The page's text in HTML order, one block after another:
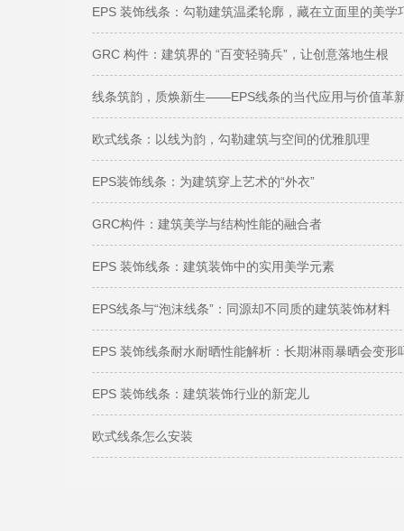
EPS 装饰线条：勾勒建筑温柔轮廓，藏在立面里的美学
GRC 构件：建筑界的 “百变轻骑兵”，让创意落地生根
线条筑韵，质焕新生——EPS线条的当代应用与价值革
欧式线条：以线为韵，勾勒建筑与空间的优雅肌理
EPS装饰线条：为建筑穿上艺术的“外衣”
GRC构件：建筑美学与结构性能的融合者
EPS 装饰线条：建筑装饰中的实用美学元素
EPS线条与“泡沫线条”：同源却不同质的建筑装饰材料
EPS 装饰线条耐水耐晒性能解析：长期淋雨暴晒会变形
EPS 装饰线条：建筑装饰行业的新宠儿
欧式线条怎么安装